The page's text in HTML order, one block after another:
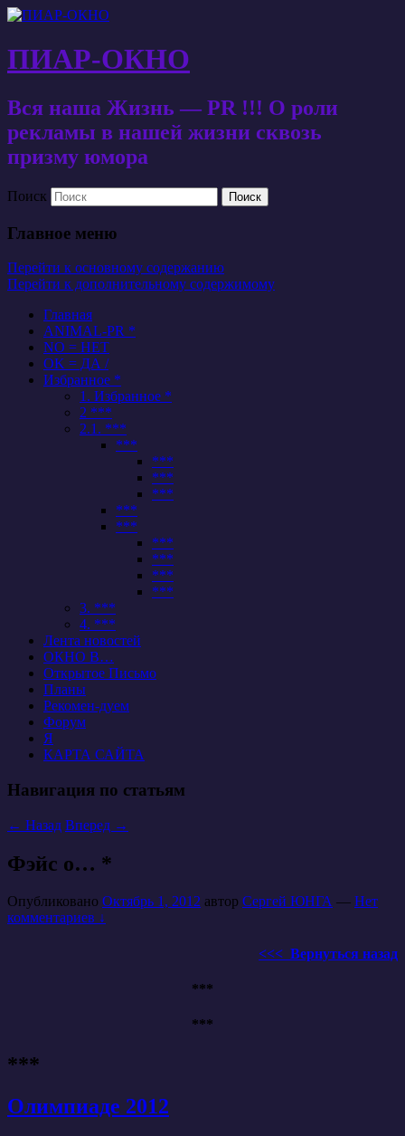
ПИАР-ОКНО
Вся наша Жизнь — PR !!! О роли
рекламы в нашей жизни сквозь
призму юмора
Поиск
Главное меню
Перейти к основному содержанию
Перейти к дополнительному содержимому
Главная
ANIMAL-PR *
NO = НЕТ
OK = ДА /
Избранное *
1. Избранное *
2 ***
2.1. ***
***
***
***
***
***
***
***
***
***
***
3. ***
4. ***
Лента новостей
ОКНО В…
Открытое Письмо
Планы
Рекомен-дуем
Форум
Я
КАРТА САЙТА
Навигация по статьям
← Назад Вперед →
Фэйс о… *
Опубликовано Октябрь 1, 2012 автор Сергей ЮНГА — Нет
комментариев ↓
<<< Вернуться назад
***
***
***
Олимпиаде 2012